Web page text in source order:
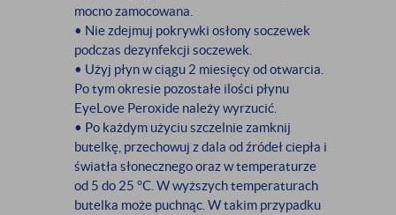
mocno zamocowana.
• Nie zdejmuj pokrywki osłony soczewek
podczas dezynfekcji soczewek.
• Użyj płyn w ciągu 2 miesięcy od otwarcia.
Po tym okresie pozostałe ilości płynu
EyeLove Peroxide należy wyrzucić.
• Po każdym użyciu szczelnie zamknij
butelkę, przechowuj z dala od źródeł ciepła i
światła słonecznego oraz w temperaturze
od 5 do 25 °C. W wyższych temperaturach
butelka może puchnąc. W takim przypadku